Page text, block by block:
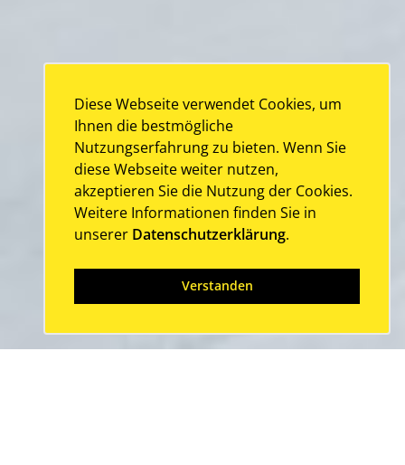
Diese Webseite verwendet Cookies, um
Ihnen die bestmögliche
Nutzungserfahrung zu bieten. Wenn Sie
diese Webseite weiter nutzen,
akzeptieren Sie die Nutzung der Cookies.
Weitere Informationen finden Sie in
unserer Datenschutzerklärung.
Verstanden